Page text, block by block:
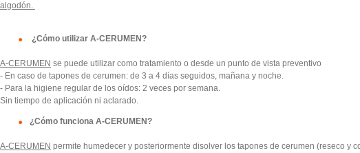
algodón.
¿Cómo utilizar A-CERUMEN?
A-CERUMEN se puede utilizar como tratamiento o desde un punto de vista preventivo
- En caso de tapones de cerumen: de 3 a 4 días seguidos, mañana y noche.
- Para la higiene regular de los oídos: 2 veces por semana.
Sin tiempo de aplicación ni aclarado.
¿Cómo funciona A-CERUMEN?
A-CERUMEN permite humedecer y posteriormente disolver los tapones de cerumen (reseco y